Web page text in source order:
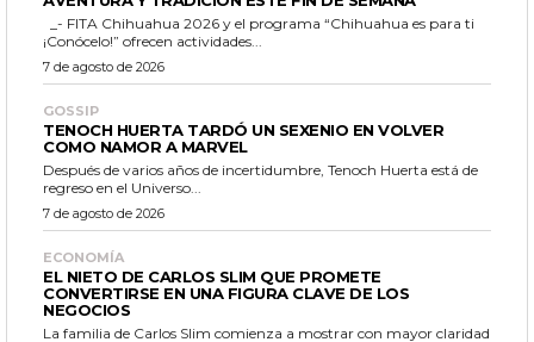
¡Conócelo!” ofrecen actividades...
7 de agosto de 2026
GOSSIP
TENOCH HUERTA TARDÓ UN SEXENIO EN VOLVER
COMO NAMOR A MARVEL
Después de varios años de incertidumbre, Tenoch Huerta está de
regreso en el Universo...
7 de agosto de 2026
ECONOMÍA
EL NIETO DE CARLOS SLIM QUE PROMETE
CONVERTIRSE EN UNA FIGURA CLAVE DE LOS
NEGOCIOS
La familia de Carlos Slim comienza a mostrar con mayor claridad